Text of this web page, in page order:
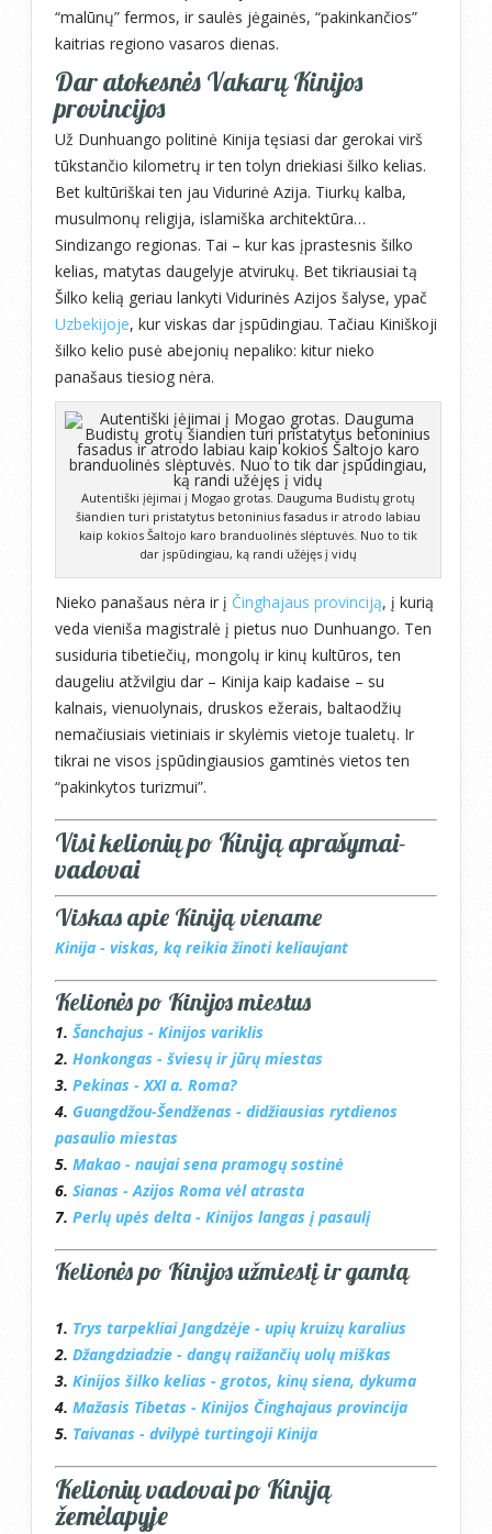
“malūnų” fermos, ir saulės jėgainės, “pakinkančios”
kaitrias regiono vasaros dienas.
Dar atokesnės Vakarų Kinijos
provincijos
Už Dunhuango politinė Kinija tęsiasi dar gerokai virš
tūkstančio kilometrų ir ten tolyn driekiasi šilko kelias.
Bet kultūriškai ten jau Vidurinė Azija. Tiurkų kalba,
musulmonų religija, islamiška architektūra…
Sindizango regionas. Tai – kur kas įprastesnis šilko
kelias, matytas daugelyje atvirukų. Bet tikriausiai tą
Šilko kelią geriau lankyti Vidurinės Azijos šalyse, ypač
Uzbekijoje, kur viskas dar įspūdingiau. Tačiau Kiniškoji
šilko kelio pusė abejonių nepaliko: kitur nieko
panašaus tiesiog nėra.
Autentiški įėjimai į Mogao grotas. Dauguma Budistų grotų
šiandien turi pristatytus betoninius fasadus ir atrodo labiau
kaip kokios Šaltojo karo branduolinės slėptuvės. Nuo to tik
dar įspūdingiau, ką randi užėjęs į vidų
Nieko panašaus nėra ir į Činghajaus provinciją, į kurią
veda vieniša magistralė į pietus nuo Dunhuango. Ten
susiduria tibetiečių, mongolų ir kinų kultūros, ten
daugeliu atžvilgiu dar – Kinija kaip kadaise – su
kalnais, vienuolynais, druskos ežerais, baltaodžių
nemačiusiais vietiniais ir skylėmis vietoje tualetų. Ir
tikrai ne visos įspūdingiausios gamtinės vietos ten
“pakinkytos turizmui”.
Visi kelionių po Kiniją aprašymai-
vadovai
Viskas apie Kiniją viename
Kinija - viskas, ką reikia žinoti keliaujant
Kelionės po Kinijos miestus
1. Šanchajus - Kinijos variklis
2. Honkongas - šviesų ir jūrų miestas
3. Pekinas - XXI a. Roma?
4. Guangdžou-Šendženas - didžiausias rytdienos
pasaulio miestas
5. Makao - naujai sena pramogų sostinė
6. Sianas - Azijos Roma vėl atrasta
7. Perlų upės delta - Kinijos langas į pasaulį
Kelionės po Kinijos užmiestį ir gamtą
1. Trys tarpekliai Jangdzėje - upių kruizų karalius
2. Džangdziadzie - dangų raižančių uolų miškas
3. Kinijos šilko kelias - grotos, kinų siena, dykuma
4. Mažasis Tibetas - Kinijos Činghajaus provincija
5. Taivanas - dvilypė turtingoji Kinija
Kelionių vadovai po Kiniją
žemėlapyje